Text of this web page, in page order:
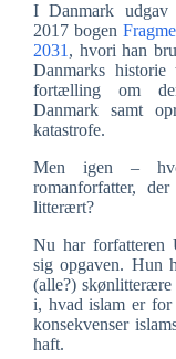
I Danmark udgav
2017 bogen
2031 , hvori han
Danmarks
fortælling om
Danmark samt
katastrofe.
Men igen –
romanforfatter,
litterært?
Nu har forfatteren
sig opgaven. Hun
(alle?)
i, hvad islam er for
konsekvenser
haft.